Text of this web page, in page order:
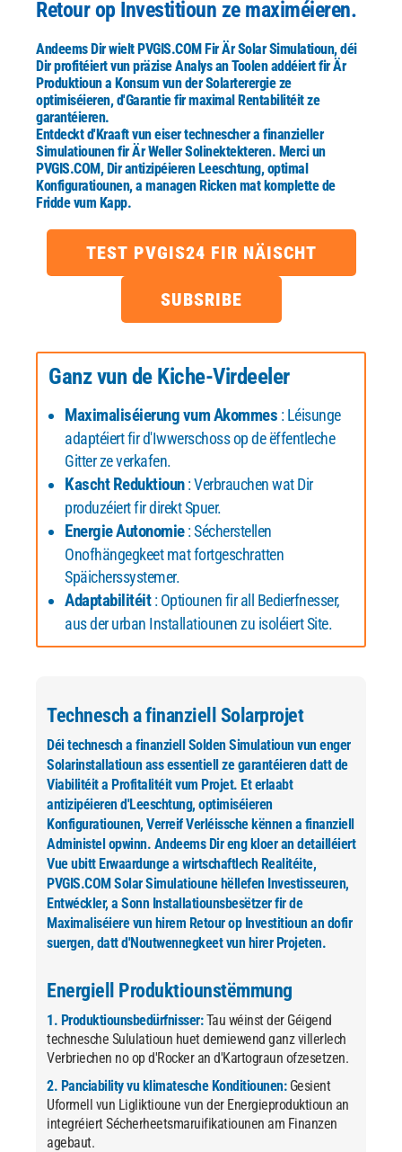
Retour op Investitioun ze maximéieren.
Andeems Dir wieltPVGIS.COMFir Är Solar Simulatioun, déi
Dir profitéiert vun präzise Analys an Toolen addéiertfir Är
Produktioun a Konsum vun der Solarterergie ze
optimiséieren, d'Garantie fir maximal Rentabilitéit ze
garantéieren.
Entdeckt d'Kraaft vun eiser technescher a finanzieller
Simulatiounen fir Är Weller Solinektekteren. Merci un
PVGIS.COM, Dir antizipéieren Leeschtung, optimal
Konfiguratiounen, a managen Ricken mat komplette de
Fridde vum Kapp.
TEST PVGIS24 FIR NÄISCHT
SUBSRIBE
Ganz vun de Kiche-Virdeeler
Maximaliséierung vum Akommes : Léisunge
adaptéiert fir d'Iwwerschoss op de ëffentleche
Gitter ze verkafen.
Kascht Reduktioun: Verbrauchen wat Dir
produzéiert fir direkt Spuer.
Energie Autonomie: Sécherstellen
Onofhängegkeet mat fortgeschratten
Späicherssystemer.
Adaptabilitéit: Optiounen fir all Bedierfnesser,
aus der urban Installatiounen zu isoléiert Site.
Technesch a finanziell Solarprojet
Déi technesch a finanziell Solden Simulatioun vun enger
Solarinstallatioun ass essentiell ze garantéieren datt de
Viabilitéit a Profitalitéit vum Projet. Et erlaabt
antizipéieren d'Leeschtung, optimiséieren
Konfiguratiounen, Verreif Verléissche kënnen a finanziell
Administel opwinn. Andeems Dir eng kloer an detailléiert
Vue ubitt Erwaardunge a wirtschaftlech Realitéite,
PVGIS.COM Solar Simulatioune hëllefen Investisseuren,
Entwéckler, a Sonn Installatiounsbesëtzer fir de
Maximaliséiere vun hirem Retour op Investitioun an dofir
suergen, datt d'Noutwennegkeet vun hirer Projeten.
Energiell Produktiounstëmmung
1. Produktiounsbedürfnisser: Tau wéinst der Géigend
technesche Sululatioun huet demiewend ganz villerlech
Verbriechen no op d'Rocker an d'Kartograun ofzesetzen.
2. Panciability vu klimatesche Konditiounen: Gesient
Uformell vun Ligliktioune vun der Energieproduktioun an
integréiert Sécherheetsmaruifikatiounen am Finanzen
agebaut.